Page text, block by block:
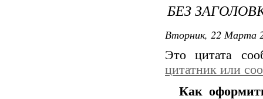
БЕЗ
Вторник, 22 Марта
Это цитата
цитатник или
Как